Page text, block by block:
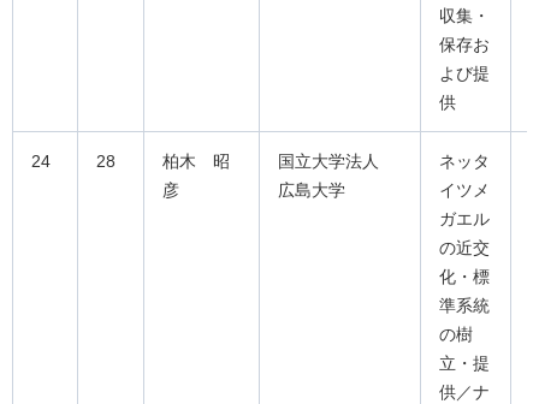
収集・
保存お
よび提
供
24 28
柏木 昭
彦
国立大学法人
広島大学
ネッタ
イツメ
ガエル
の近交
化・標
準系統
の樹
立・提
供／ナ